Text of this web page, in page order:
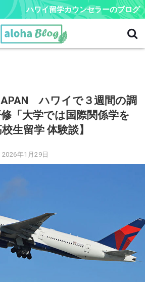
ハワイ留学カウンセラーのブログ
ハワイで３週間の調
「大学では国際関係学を
生留学 体験談】
2026年1月29日